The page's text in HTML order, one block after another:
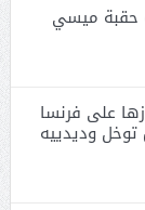
حقبة ميسي
بفوزها على فرنسا
توخل وديدييه